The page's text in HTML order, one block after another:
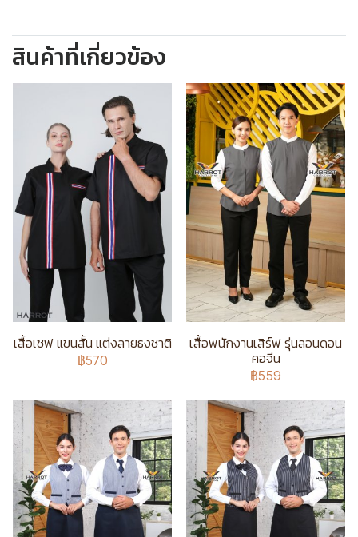
สินค้าที่เกี่ยวข้อง
เสื้อเชฟ แขนสั้น แต่งลายธงชาติ
฿570
เสื้อพนักงานเสิร์ฟ รุ่นลอนดอน
คอจีน
฿559